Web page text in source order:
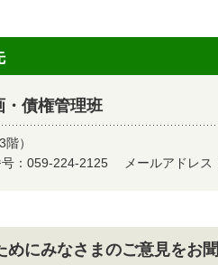
債権管理班
）
号：059-224-2125 メールアドレス
めにみなさまのご意見をお